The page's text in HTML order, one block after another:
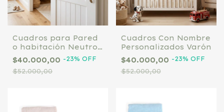
Cuadros para Pared
o habitación Neutro
Personalizados
$40.000,00 -23% OFF
$52.000,00
Cuadros Con Nombre
Personalizados Varón
$40.000,00 -23% OFF
$52.000,00